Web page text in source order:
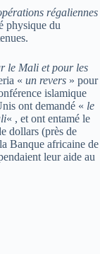
régaliennes
physique du
le Mali et pour les
« un revers » pour
islamique
ont demandé « le
« , et ont entamé le
dollars (près de
Banque africaine de
leur aide au